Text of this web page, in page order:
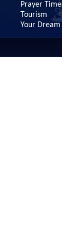
Prayer Time
Tourism
Your Dream